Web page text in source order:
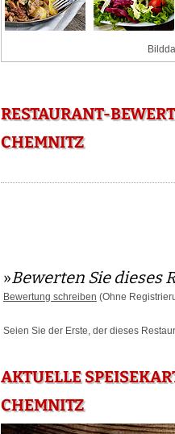
RESTAURANT-
CHEMNITZ
»Bewerten Sie dieses
Bewertung schreiben (Ohne
Seien Sie der Erste, der dieses
AKTUELLE
CHEMNITZ